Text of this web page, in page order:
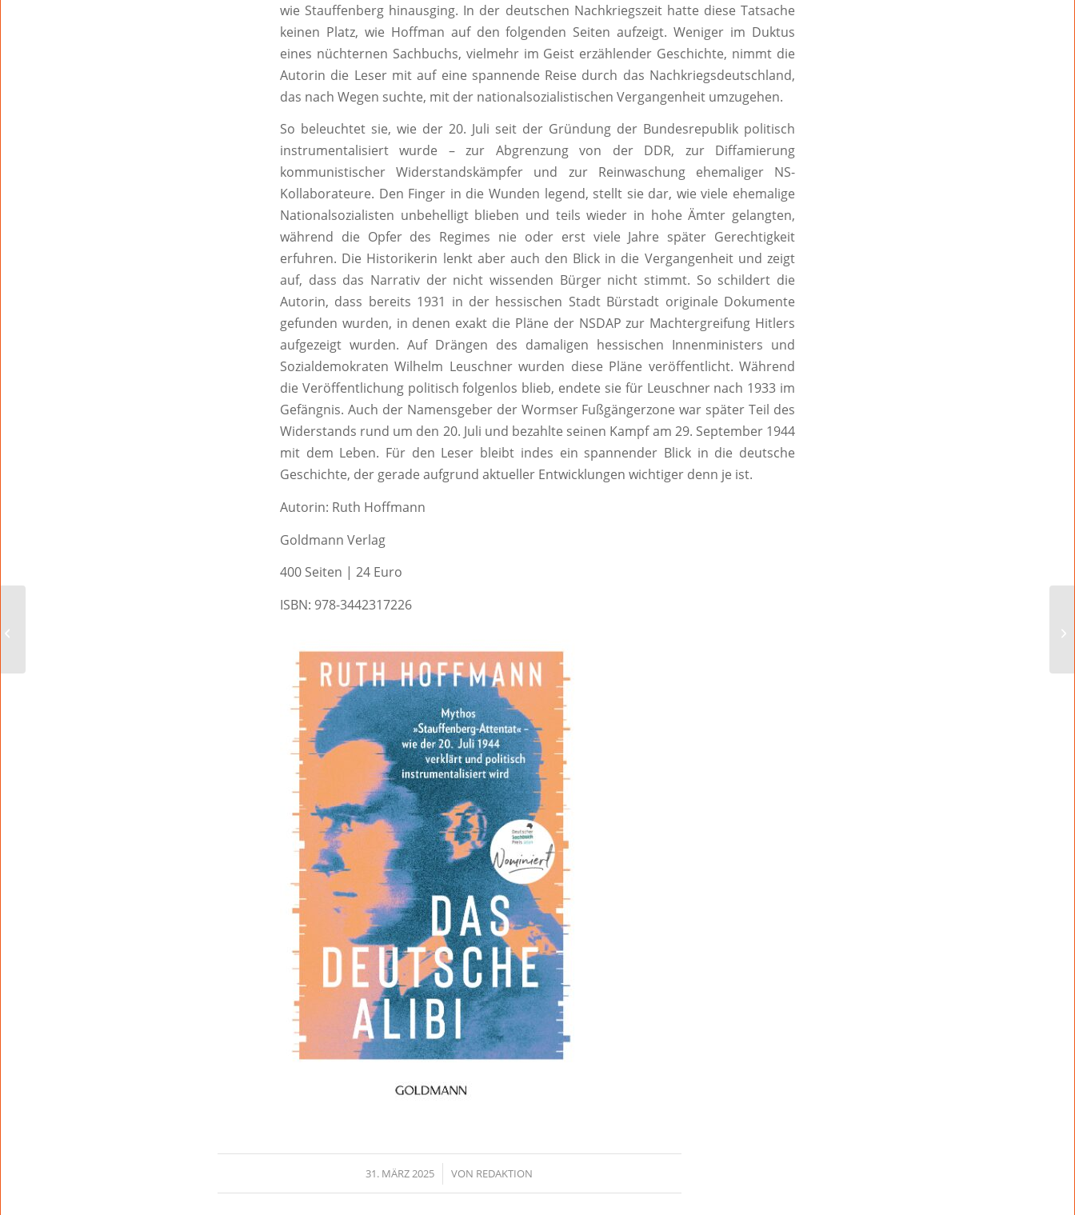
wie Stauffenberg hinausging. In der deutschen Nachkriegszeit hatte diese Tatsache
keinen Platz, wie Hoffman auf den folgenden Seiten aufzeigt. Weniger im Duktus
eines nüchternen Sachbuchs, vielmehr im Geist erzählender Geschichte, nimmt die
Autorin die Leser mit auf eine spannende Reise durch das Nachkriegsdeutschland,
das nach Wegen suchte, mit der nationalsozialistischen Vergangenheit umzugehen.
So beleuchtet sie, wie der 20. Juli seit der Gründung der Bundesrepublik politisch
instrumentalisiert wurde – zur Abgrenzung von der DDR, zur Diffamierung
kommunistischer Widerstandskämpfer und zur Reinwaschung ehemaliger NS-
Kollaborateure. Den Finger in die Wunden legend, stellt sie dar, wie viele ehemalige
Nationalsozialisten unbehelligt blieben und teils wieder in hohe Ämter gelangten,
während die Opfer des Regimes nie oder erst viele Jahre später Gerechtigkeit
erfuhren. Die Historikerin lenkt aber auch den Blick in die Vergangenheit und zeigt
auf, dass das Narrativ der nicht wissenden Bürger nicht stimmt. So schildert die
Autorin, dass bereits 1931 in der hessischen Stadt Bürstadt originale Dokumente
gefunden wurden, in denen exakt die Pläne der NSDAP zur Machtergreifung Hitlers
aufgezeigt wurden. Auf Drängen des damaligen hessischen Innenministers und
Sozialdemokraten Wilhelm Leuschner wurden diese Pläne veröffentlicht. Während
die Veröffentlichung politisch folgenlos blieb, endete sie für Leuschner nach 1933 im
Gefängnis. Auch der Namensgeber der Wormser Fußgängerzone war später Teil des
Widerstands rund um den 20. Juli und bezahlte seinen Kampf am 29. September 1944
mit dem Leben. Für den Leser bleibt indes ein spannender Blick in die deutsche
Geschichte, der gerade aufgrund aktueller Entwicklungen wichtiger denn je ist.
Autorin: Ruth Hoffmann
Goldmann Verlag
400 Seiten | 24 Euro
ISBN: 978-3442317226
31. MÄRZ 2025
/ VON REDAKTION